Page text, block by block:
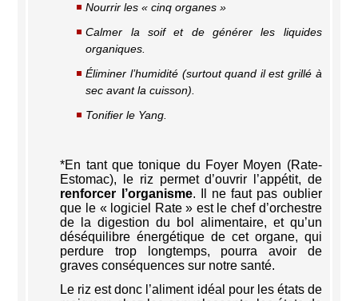
Nourrir les « cinq organes »
Calmer la soif et de générer les liquides
organiques.
Éliminer l’humidité (surtout quand il est grillé à
sec avant la cuisson).
Tonifier le Yang.
*En tant que tonique du Foyer Moyen (Rate-
Estomac), le riz permet d’ouvrir l’appétit, de
renforcer l’organisme. Il ne faut pas oublier
que le « logiciel Rate » est le chef d’orchestre
de la digestion du bol alimentaire, et qu’un
déséquilibre énergétique de cet organe, qui
perdure trop longtemps, pourra avoir de
graves conséquences sur notre santé.
Le riz est donc l’aliment idéal pour les états de